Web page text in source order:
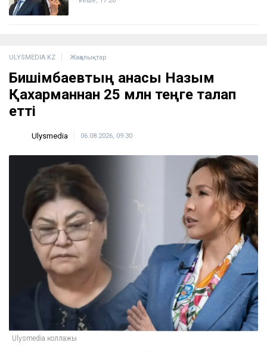
ULYSMEDIA.KZ Жаңалықтар
Бишімбаевтың анасы Назым
Қахарманнан 25 млн теңге талап
етті
Ulysmedia 06.08.2026, 09:30
Ulysmedia коллажы